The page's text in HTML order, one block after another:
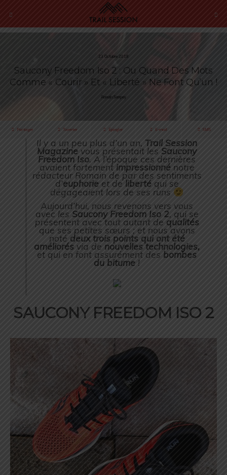
23 Octobre 2018
Saucony Freedom Iso 2 : Ou Quand Des Mots
Comme « Courir » Et « Liberté » Ne Font Qu’un !
Romain Sempey
Partager Tweeter Épingler E-mail SMS
Il y a un peu plus d’un an, Trail Session
Magazine vous présentait les Saucony
Freedom Iso. A l’époque ces dernières
avaient fortement impressionné notre
rédacteur Romain de par des sentiments
d’euphorieet deliberté qui se
dégageaient lors de ses runs
Aujourd’hui, nous revenons vers vous
avec les Saucony Freedom Iso 2, qui se
présentent avec tout autant de qualités
que ses petites sœurs ; et nous avons
noté deux trois points qui ont été
améliorés via de nouvelles technologies,
et qui en font assurément des bombes
du bitume !
SAUCONY FREEDOM ISO 2